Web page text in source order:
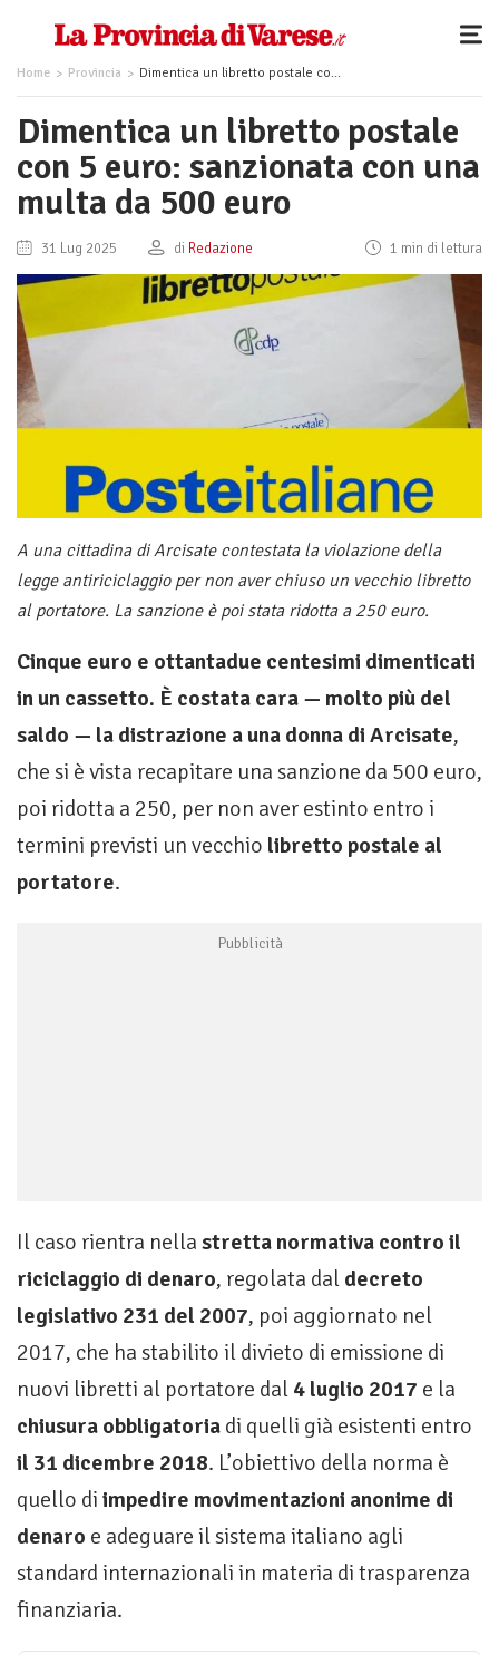
Home Provincia Dimentica un libretto postale con 5 euro: sanzionata con una multa da 500 euro
Dimentica un libretto postale
con 5 euro: sanzionata con una
multa da 500 euro
31 Lug 2025 di Redazione 1 min di lettura
A una cittadina di Arcisate contestata la violazione della
legge antiriciclaggio per non aver chiuso un vecchio libretto
al portatore. La sanzione è poi stata ridotta a 250 euro.
Cinque euro e ottantadue centesimi dimenticati
in un cassetto. È costata cara — molto più del
saldo — la distrazione a una donna di Arcisate,
che si è vista recapitare una sanzione da 500 euro,
poi ridotta a 250, per non aver estinto entro i
termini previsti un vecchio libretto postale al
portatore.
Il caso rientra nella stretta normativa contro il
riciclaggio di denaro, regolata dal decreto
legislativo 231 del 2007, poi aggiornato nel
2017, che ha stabilito il divieto di emissione di
nuovi libretti al portatore dal 4 luglio 2017 e la
chiusura obbligatoria di quelli già esistenti entro
il 31 dicembre 2018. L’obiettivo della norma è
quello di impedire movimentazioni anonime di
denaro e adeguare il sistema italiano agli
standard internazionali in materia di trasparenza
finanziaria.